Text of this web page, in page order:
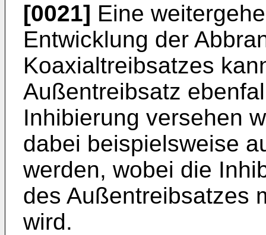
[0021] Eine
Entwicklung der
Koaxialtreibsatzes
Außentreibsatz
Inhibierung versehen
dabei beispielsweise
werden, wobei die
des Außentreibsatzes
wird.